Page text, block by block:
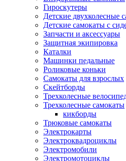
Гироскутеры
Детские двухколесные
Детские самокаты с
Запчасти и аксессуары
Защитная экипировка
Каталки
Машинки педальные
Роликовые коньки
Самокаты для взрослых
Скейтборды
Трехколесные
Трехколесные самокаты
кикборды
Трюковые самокаты
Электрокарты
Электроквадроциклы
Электромобили
Электромотоциклы